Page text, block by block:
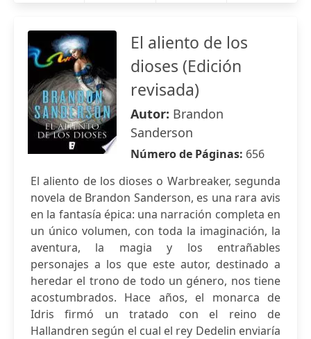
El aliento de los
dioses (Edición
revisada)
Autor: Brandon
Sanderson
Número de Páginas: 656
El aliento de los dioses o Warbreaker, segunda
novela de Brandon Sanderson, es una rara avis
en la fantasía épica: una narración completa en
un único volumen, con toda la imaginación, la
aventura, la magia y los entrañables
personajes a los que este autor, destinado a
heredar el trono de todo un género, nos tiene
acostumbrados. Hace años, el monarca de
Idris firmó un tratado con el reino de
Hallandren según el cual el rey Dedelin enviaría